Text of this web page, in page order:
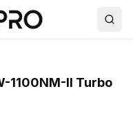
1100NM-II Turbo